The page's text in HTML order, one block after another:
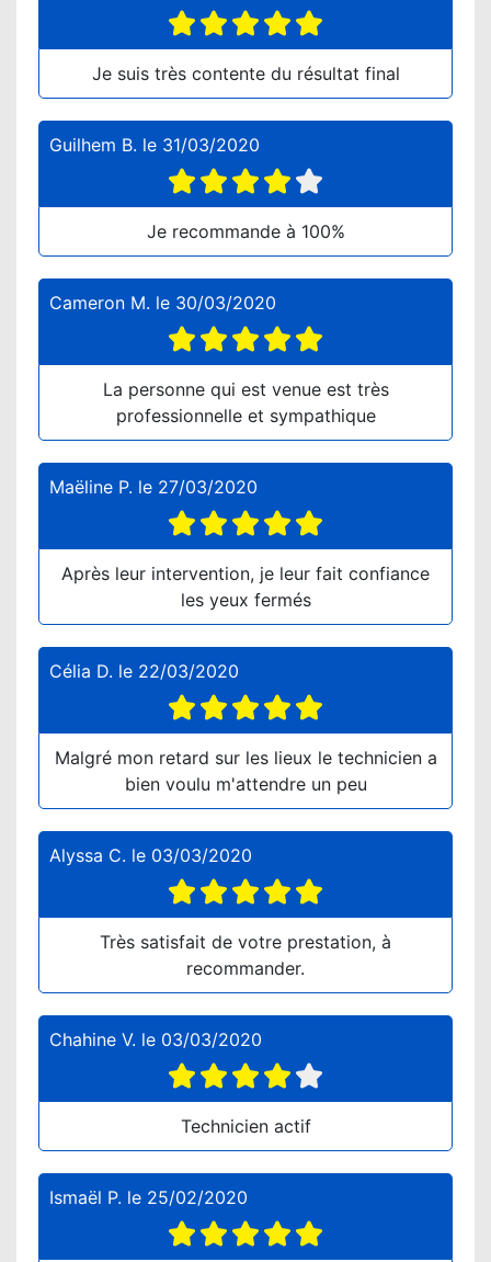
Je suis très contente du résultat final
Guilhem B. le 31/03/2020
Je recommande à 100%
Cameron M. le 30/03/2020
La personne qui est venue est très
professionnelle et sympathique
Maëline P. le 27/03/2020
Après leur intervention, je leur fait confiance
les yeux fermés
Célia D. le 22/03/2020
Malgré mon retard sur les lieux le technicien a
bien voulu m'attendre un peu
Alyssa C. le 03/03/2020
Très satisfait de votre prestation, à
recommander.
Chahine V. le 03/03/2020
Technicien actif
Ismaël P. le 25/02/2020